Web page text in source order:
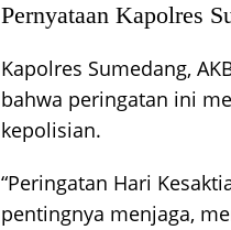
Pernyataan Kapolres
Kapolres Sumedang,
bahwa peringatan ini
kepolisian.
“Peringatan Hari
pentingnya menjaga,